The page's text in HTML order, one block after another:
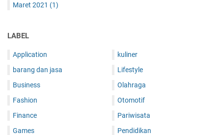
Maret 2021 (1)
LABEL
Application
barang dan jasa
Business
Fashion
Finance
Games
kuliner
Lifestyle
Olahraga
Otomotif
Pariwisata
Pendidikan